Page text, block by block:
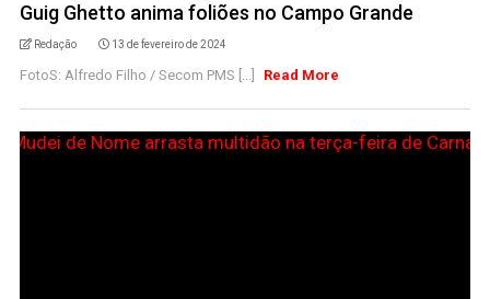
Guig Ghetto anima foliões no Campo Grande
Redação 13 de fevereiro de 2024
FotoS: Alfredo Filho / Secom PMS [...] Read More